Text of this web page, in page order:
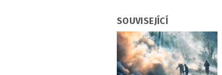
SOUVISEJÍCÍ